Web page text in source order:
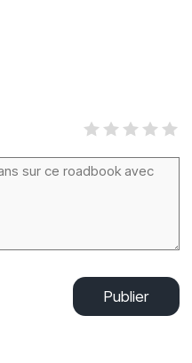
Publier